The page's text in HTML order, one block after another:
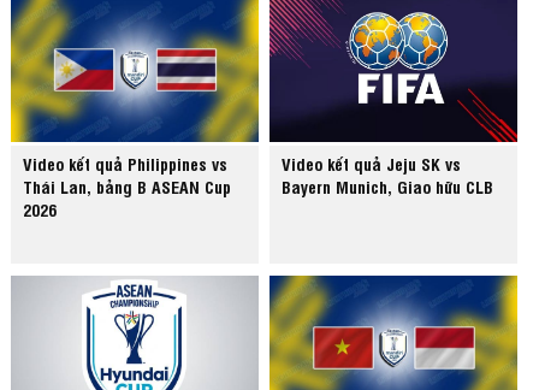
Video kết quả Philippines vs
Thái Lan, bảng B ASEAN Cup
2026
Video kết quả Jeju SK vs
Bayern Munich, Giao hữu CLB